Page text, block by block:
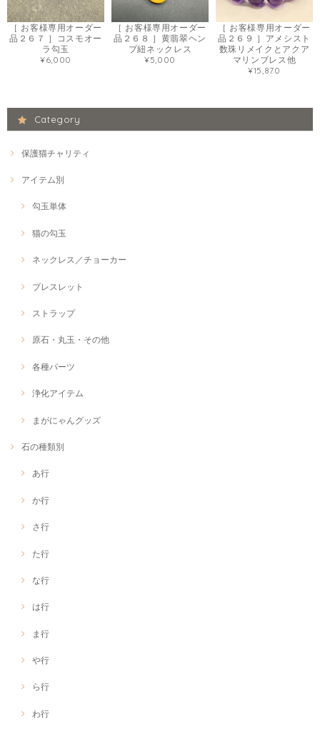
［ お客様専用オーダー
品２６７ ］コスモオー
ラ勾玉
¥6,000
［ お客様専用オーダー
品２６８ ］黄翡翠ヘン
プ紐ネックレス
¥5,000
［ お客様専用オーダー
品２６９ ］アメシスト
数珠リメイクとアクア
マリンブレス他
¥15,870
Category
保護猫チャリティ
アイテム別
勾玉単体
猫の勾玉
ネックレス／チョーカー
ブレスレット
ストラップ
原石・丸玉・その他
各種パーツ
浄化アイテム
まがにゃんグッズ
石の種類別
あ行
か行
さ行
た行
な行
は行
ま行
や行
ら行
わ行